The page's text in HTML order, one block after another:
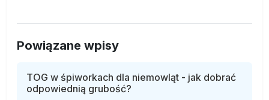
Powiązane wpisy
TOG w śpiworkach dla niemowląt - jak dobrać
odpowiednią grubość?